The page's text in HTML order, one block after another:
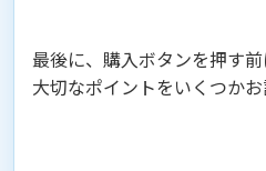
最後に、購入ボタンを押す
大切なポイントをいくつかお